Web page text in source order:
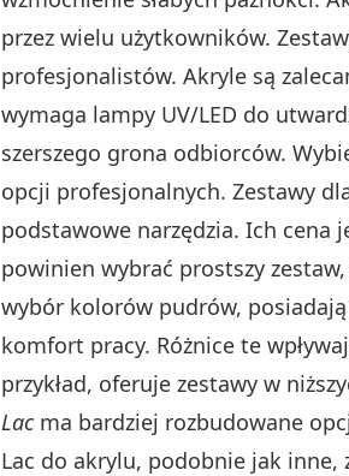
przez wielu użytkowników.
profesjonalistów. Akryle są
wymaga lampy UV/LED do
szerszego grona odbiorców.
opcji profesjonalnych. Zestawy
podstawowe narzędzia. Ich cena
powinien wybrać prostszy
wybór kolorów pudrów,
komfort pracy. Różnice te
przykład, oferuje zestawy w
Lacma bardziej rozbudowane
Lac do akrylu, podobnie jak inne,